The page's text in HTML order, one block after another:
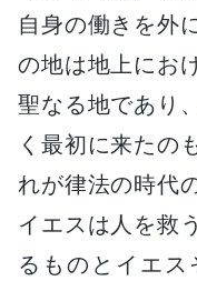
自身の働きを外
の地は地上にお
聖なる地であり
く最初に来たの
れが律法の時代
イエスは人を救
るものとイエ